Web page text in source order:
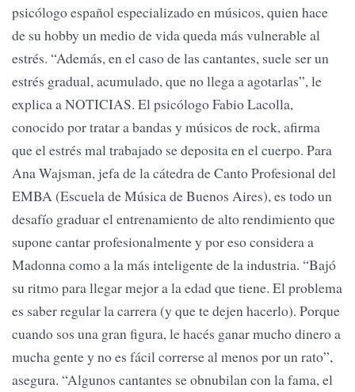
psicólogo español especializado en músicos, quien hace
de su hobby un medio de vida queda más vulnerable al
estrés. “Además, en el caso de las cantantes, suele ser un
estrés gradual, acumulado, que no llega a agotarlas”, le
explica a NOTICIAS. El psicólogo Fabio Lacolla,
conocido por tratar a bandas y músicos de rock, afirma
que el estrés mal trabajado se deposita en el cuerpo. Para
Ana Wajsman, jefa de la cátedra de Canto Profesional del
EMBA (Escuela de Música de Buenos Aires), es todo un
desafío graduar el entrenamiento de alto rendimiento que
supone cantar profesionalmente y por eso considera a
Madonna como a la más inteligente de la industria. “Bajó
su ritmo para llegar mejor a la edad que tiene. El problema
es saber regular la carrera (y que te dejen hacerlo). Porque
cuando sos una gran figura, le hacés ganar mucho dinero a
mucha gente y no es fácil correrse al menos por un rato”,
asegura. “Algunos cantantes se obnubilan con la fama, el